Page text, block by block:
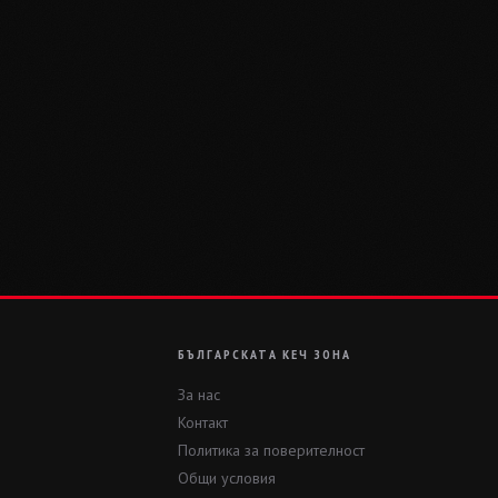
БЪЛГАРСКАТА КЕЧ ЗОНА
За нас
Контакт
Политика за поверителност
Общи условия